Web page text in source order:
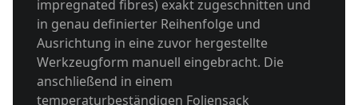
impregnated fibres) exakt zugeschnitten und
in genau definierter Reihenfolge und
Ausrichtung in eine zuvor hergestellte
Werkzeugform manuell eingebracht. Die
anschließend in einem
temperaturbeständigen Foliensack